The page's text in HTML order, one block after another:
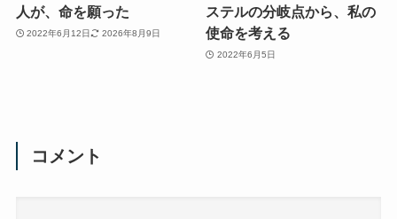
人が、命を願った
2022年6月12日 2026年8月9日
ステルの分岐点から、私の
使命を考える
2022年6月5日
コメント